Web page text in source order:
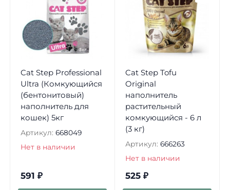
Cat Step Professional
Ultra (Комкующийся
(бентонитовый)
наполнитель для
кошек) 5кг
Артикул: 668049
Нет в наличии
591 ₽
Cat Step Tofu
Original
наполнитель
растительный
комкующийся - 6 л
(3 кг)
Артикул: 666263
Нет в наличии
525 ₽